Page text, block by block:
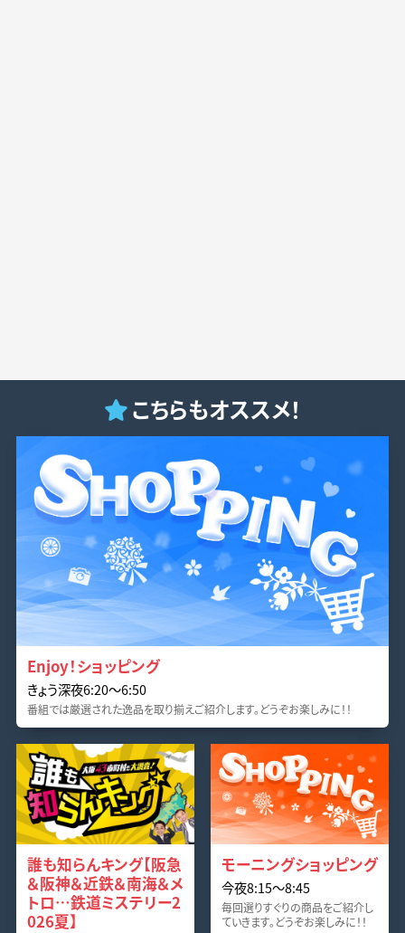
こちらもオススメ！
Enjoy！ショッピング
きょう深夜6:20〜6:50
番組では厳選された逸品を取り揃えご紹介します。どうぞお楽しみに！！
誰も知らんキング【阪急
＆阪神＆近鉄＆南海＆メ
トロ…鉄道ミステリー2
026夏】
モーニングショッピング
今夜8:15〜8:45
毎回選りすぐりの商品をご紹介し
ていきます。どうぞお楽しみに！！